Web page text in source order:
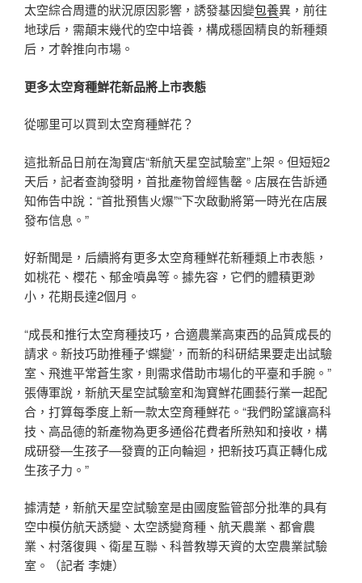
太空綜合周遭的狀況原因影響，誘發基因變包養異，前往
地球后，需顛末幾代的空中培養，構成穩固精良的新種類
后，才幹推向市場。
更多太空育種鮮花新品將上市表態
從哪里可以買到太空育種鮮花？
這批新品日前在淘寶店“新航天星空試驗室”上架。但短短2
天后，記者查詢發明，首批產物曾經售罄。店展在告訴通
知佈告中說：“首批預售火爆”“下次啟動將第一時光在店展
發布信息。”
好新聞是，后續將有更多太空育種鮮花新種類上市表態，
如桃花、櫻花、郁金噴鼻等。據先容，它們的體積更渺
小，花期長達2個月。
“成長和推行太空育種技巧，合適農業高東西的品質成長的
請求。新技巧助推種子‘蝶變’，而新的科研結果要走出試驗
室、飛進平常蒼生家，則需求借助市場化的平臺和手腕。”
張傳軍說，新航天星空試驗室和淘寶鮮花圃藝行業一起配
合，打算每季度上新一款太空育種鮮花。“我們盼望讓高科
技、高品德的新產物為更多通俗花費者所熟知和接收，構
成研發—生孩子—發賣的正向輪迴，把新技巧真正轉化成
生孩子力。”
據清楚，新航天星空試驗室是由國度監管部分批準的具有
空中模仿航天誘變、太空誘變育種、航天農業、都會農
業、村落復興、衛星互聯、科普教導天資的太空農業試驗
室。（記者 李婕）